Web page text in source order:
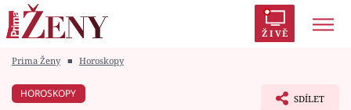
ŽIVĚ
Módní alarm
Prima Ženy ■ Horoskopy
HOROSKOPY SDÍLET